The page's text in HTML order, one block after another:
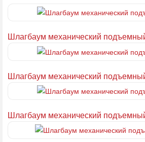
Шлагбаум механический
Шлагбаум механический
Шлагбаум механический